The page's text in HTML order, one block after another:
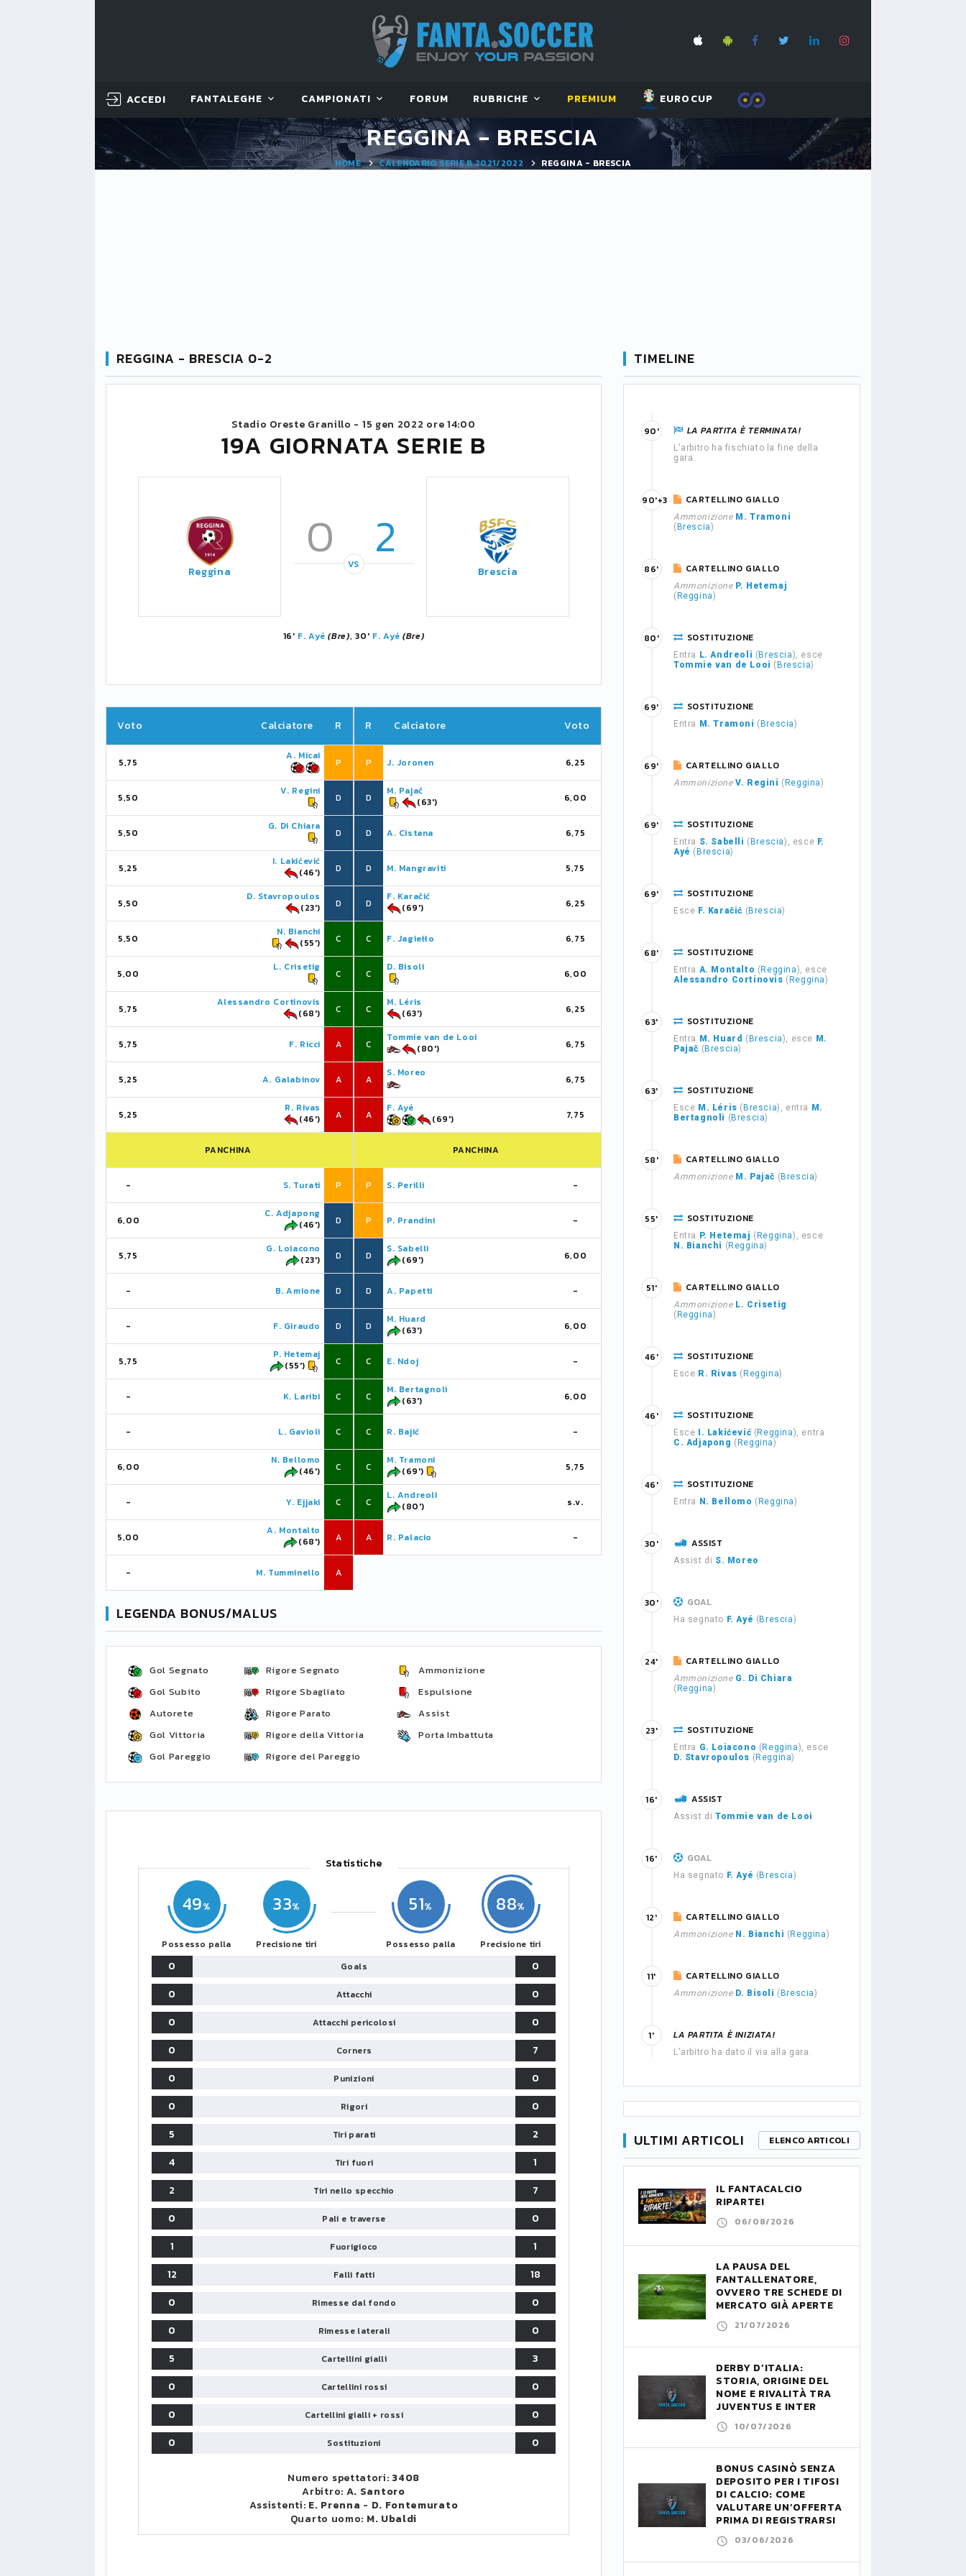
ACCEDI FANTALEGHE CAMPIONATI FORUM RUBRICHE PREMIUM EUROCUP
REGGINA - BRESCIA
HOME CALENDARIO SERIE B 2021/2022 REGGINA - BRESCIA
REGGINA - BRESCIA 0-2
Stadio Oreste Granillo - 15 gen 2022 ore 14:00
19A GIORNATA SERIE B
Reggina
0 2
VS Brescia
16' F. Ayé (Bre), 30' F. Ayé (Bre)
Voto Calciatore R
5,75
A. Micai
P
5,50
V. Regini
D
5,50
G. Di Chiara
D
5,25
I. Lakićević
(46')
D
5,50
D. Stavropoulos
(23')
D
5,50
N. Bianchi
(55')
C
5,00
L. Crisetig
C
5,75
Alessandro Cortinovis
(68')
C
5,75 F. Ricci A
5,25 A. Galabinov A
5,25
R. Rivas
(46')
A
PANCHINA
- S. Turati P
6,00
C. Adjapong
(46')
D
5,75
G. Loiacono
(23')
D
- B. Amione D
- F. Giraudo D
5,75
P. Hetemaj
(55')
C
- K. Laribi C
- L. Gavioli C
6,00
N. Bellomo
(46')
C
- Y. Ejjaki C
5,00
A. Montalto
(68')
A
- M. Tumminello A
R Calciatore Voto
P J. Joronen 6,25
D
M. Pajač
(63')
6,00
D A. Cistana 6,75
D M. Mangraviti 5,75
D
F. Karačić
(69')
6,25
C F. Jagiełło 6,75
C
D. Bisoli
6,00
C
M. Léris
(63')
6,25
C
Tommie van de Looi
(80')
6,75
A
S. Moreo
6,75
A
F. Ayé
(69')
7,75
PANCHINA
P S. Perilli -
P P. Prandini -
D
S. Sabelli
(69')
6,00
D A. Papetti -
D
M. Huard
(63')
6,00
C E. Ndoj -
C
M. Bertagnoli
(63')
6,00
C R. Bajić -
C
M. Tramoni
(69')
5,75
C
L. Andreoli
(80')
s.v.
A R. Palacio -
LEGENDA BONUS/MALUS
Gol Segnato
Gol Subito
Autorete
Gol Vittoria
Gol Pareggio
Rigore Segnato
Rigore Sbagliato
Rigore Parato
Rigore della Vittoria
Rigore del Pareggio
Ammonizione
Espulsione
Assist
Porta Imbattuta
Statistiche
49
Possesso palla
33
Precisione tiri
51
Possesso palla
88
Precisione tiri
0 Goals
0
0
Attacchi
0
0
Attacchi pericolosi
0
0
Corners
7
0
Punizioni
0
0
Rigori
0
5
Tiri parati
2
4
Tiri fuori
1
2
Tiri nello specchio
7
0
Pali e traverse
0
1
Fuorigioco
1
12
Falli fatti
18
0
Rimesse dal fondo
0
0
Rimesse laterali
0
5
Cartellini gialli
3
0
Cartellini rossi
0
0
Cartellini gialli + rossi
0
0
Sostituzioni 0
Numero spettatori: 3408
Arbitro: A. Santoro
Assistenti: E. Prenna - D. Fontemurato
Quarto uomo: M. Ubaldi
TIMELINE
LA PARTITA È TERMINATA!
L'arbitro ha fischiato la fine della
gara.
90'
CARTELLINO GIALLO
Ammonizione M. Tramoni
( Brescia)
90'+3
CARTELLINO GIALLO
Ammonizione P. Hetemaj
( Reggina)
86'
SOSTITUZIONE
Entra L. Andreoli ( Brescia), esce
Tommie van de Looi ( Brescia)
80'
SOSTITUZIONE
Entra M. Tramoni ( Brescia)
69'
CARTELLINO GIALLO
Ammonizione V. Regini ( Reggina)
69'
SOSTITUZIONE
Entra S. Sabelli ( Brescia), esce F.
Ayé ( Brescia)
69'
SOSTITUZIONE
Esce F. Karačić ( Brescia)
69'
SOSTITUZIONE
Entra A. Montalto ( Reggina), esce
Alessandro Cortinovis ( Reggina)
68'
SOSTITUZIONE
Entra M. Huard ( Brescia), esce M.
Pajač ( Brescia)
63'
SOSTITUZIONE
Esce M. Léris ( Brescia), entra
M.
Bertagnoli ( Brescia)
63'
CARTELLINO GIALLO
Ammonizione M. Pajač ( Brescia)
58'
SOSTITUZIONE
Entra P. Hetemaj ( Reggina), esce
N. Bianchi ( Reggina)
55'
CARTELLINO GIALLO
Ammonizione L. Crisetig
( Reggina)
51'
SOSTITUZIONE
Esce R. Rivas ( Reggina)
46'
SOSTITUZIONE
Esce I. Lakićević ( Reggina), entra
C. Adjapong ( Reggina)
46'
SOSTITUZIONE
Entra N. Bellomo ( Reggina)
46'
ASSIST
Assist di S. Moreo
30'
GOAL
Ha segnato F. Ayé ( Brescia)
30'
CARTELLINO GIALLO
Ammonizione G. Di Chiara
( Reggina)
24'
SOSTITUZIONE
Entra G. Loiacono ( Reggina), esce
D. Stavropoulos ( Reggina)
23'
ASSIST
Assist di Tommie van de Looi
16'
GOAL
Ha segnato F. Ayé ( Brescia)
16'
CARTELLINO GIALLO
Ammonizione N. Bianchi ( Reggina)
12'
CARTELLINO GIALLO
Ammonizione D. Bisoli ( Brescia)
11'
LA PARTITA È INIZIATA!
L'arbitro ha dato il via alla gara.
1'
ULTIMI ARTICOLI ELENCO ARTICOLI
IL FANTACALCIO
RIPARTE!
06/08/2026
LA PAUSA DEL
FANTALLENATORE,
OVVERO TRE SCHEDE DI
MERCATO GIÀ APERTE
21/07/2026
DERBY D’ITALIA:
STORIA, ORIGINE DEL
NOME E RIVALITÀ TRA
JUVENTUS E INTER
10/07/2026
BONUS CASINÒ SENZA
DEPOSITO PER I TIFOSI
DI CALCIO: COME
VALUTARE UN’OFFERTA
PRIMA DI REGISTRARSI
03/06/2026